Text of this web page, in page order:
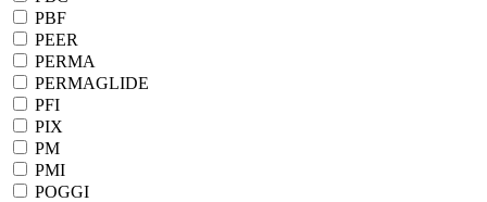
PBF
PEER
PERMA
PERMAGLIDE
PFI
PIX
PM
PMI
POGGI